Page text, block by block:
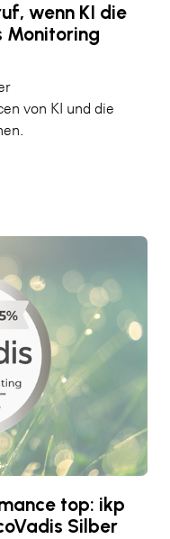
wenn KI die
Monitoring
von KI und die
top: ikp
Silber